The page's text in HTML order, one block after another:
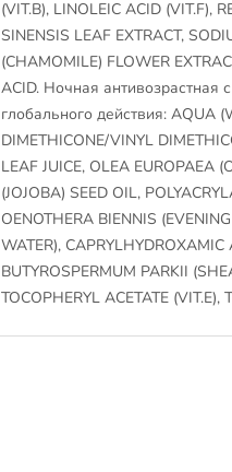
(VIT.B), LINOLEIC ACID (VIT.F),
SINENSIS LEAF EXTRACT,
(CHAMOMILE) FLOWER
ACID. Ночная антивозрастная
глобального действия: AQUA
DIMETHICONE/VINYL
LEAF JUICE, OLEA EUROPAEA
(JOJOBA) SEED OIL,
OENOTHERA BIENNIS
WATER),
BUTYROSPERMUM PARKII
TOCOPHERYL ACETATE (VIT.E),